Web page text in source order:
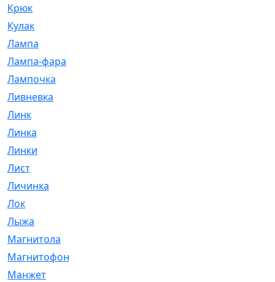
Крюк
Кулак
Лампа
Лампа-фара
Лампочка
Ливневка
Линк
Линка
Линки
Лист
Личинка
Лок
Лыжа
Магнитола
Магнитофон
Манжет